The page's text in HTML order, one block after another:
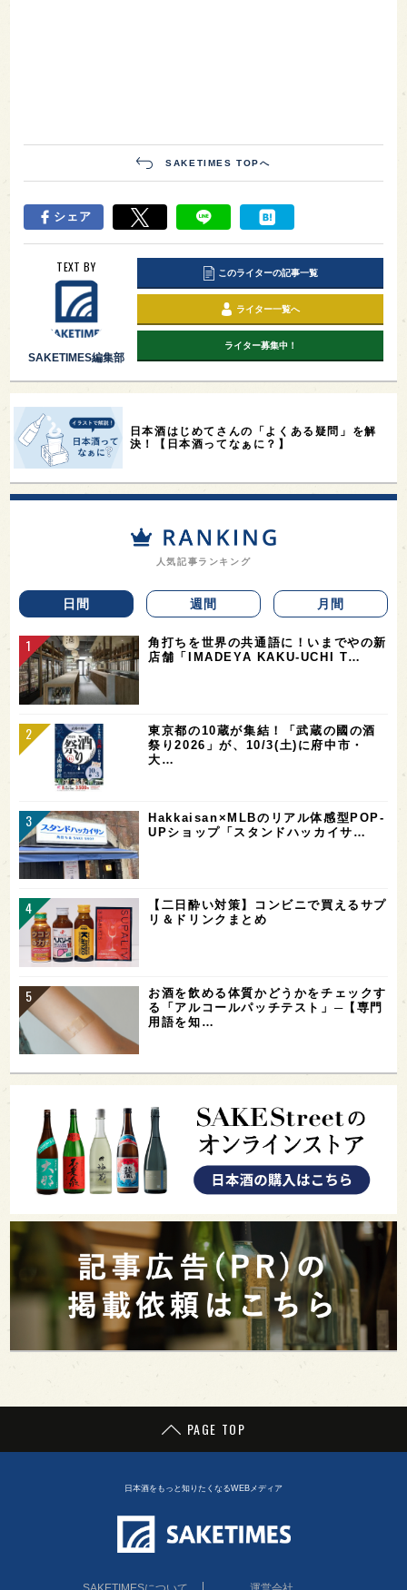
SAKETIMES TOPへ
シェア
TEXT BY
SAKETIMES編集部
このライターの記事一覧
ライター一覧へ
ライター募集中！
日本酒はじめてさんの「よくある疑問」を解
決！【日本酒ってなぁに？】
人気記事ランキング
日間 週間 月間
角打ちを世界の共通語に！いまでやの新
店舗「IMADEYA KAKU-UCHI T…
東京都の10蔵が集結！「武蔵の國の酒
祭り2026」が、10/3(土)に府中市・
大…
Hakkaisan×MLBのリアル体感型POP-
UPショップ「スタンドハッカイサ…
【二日酔い対策】コンビニで買えるサプ
リ＆ドリンクまとめ
お酒を飲める体質かどうかをチェックす
る「アルコールパッチテスト」─【専門
用語を知…
PAGE TOP
日本酒をもっと知りたくなるWEBメディア